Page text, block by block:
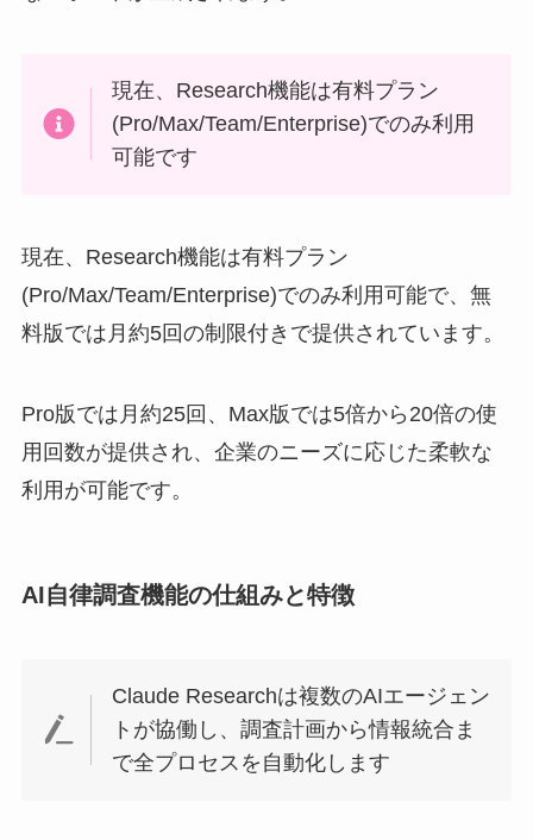
現在、Research機能は有料プラン
(Pro/Max/Team/Enterprise)でのみ利用
可能です
現在、Research機能は有料プラン
(Pro/Max/Team/Enterprise)でのみ利用可能で、無
料版では月約5回の制限付きで提供されています。
Pro版では月約25回、Max版では5倍から20倍の使
用回数が提供され、企業のニーズに応じた柔軟な
利用が可能です。
AI自律調査機能の仕組みと特徴
Claude Researchは複数のAIエージェン
トが協働し、調査計画から情報統合ま
で全プロセスを自動化します